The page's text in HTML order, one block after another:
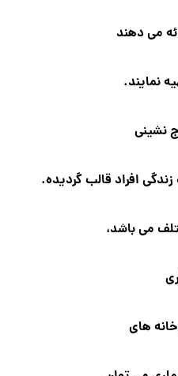
می دهند
نمایند.
نشینی
افراد قالب گردیده.
می باشد،
های